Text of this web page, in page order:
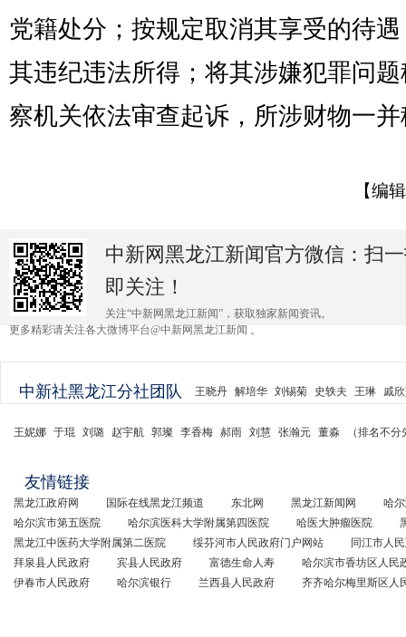
党籍处分；按规定取消其享受的待
其违纪违法所得；将其涉嫌犯罪问
察机关依法审查起诉，所涉财物一
【编
中新网黑龙江新闻官方微信：扫
即关注！
关注“中新网黑龙江新闻”，获取独家新闻资讯。
更多精彩请关注各大微博平台@中新网黑龙江新闻 。
中新社黑龙江分社团队 王晓丹 解培华 刘锡菊 史轶夫 王琳 戚
王妮娜 于琨 刘璐 赵宇航 郭璨 李香梅 郝雨 刘慧 张瀚元 董淼 （排名不
友情链接
黑龙江政府网 国际在线黑龙江频道 东北网 黑龙江新闻网
哈
哈尔滨市第五医院
哈尔滨医科大学附属第四医院 哈医大肿瘤医院
黑龙江中医药大学附属第二医院
绥芬河市人民政府门户网站
同江市人
拜泉县人民政府
宾县人民政府 富德生命人寿
哈尔滨市香坊区人民
伊春市人民政府
哈尔滨银行 兰西县人民政府 齐齐哈尔梅里斯区人